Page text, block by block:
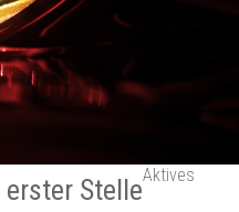
StelleAktives